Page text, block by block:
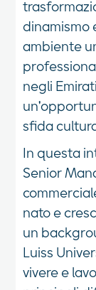
dinamismo
ambiente
negli
sfida
In questa
Senior
nato e
un
Luiss
vivere e